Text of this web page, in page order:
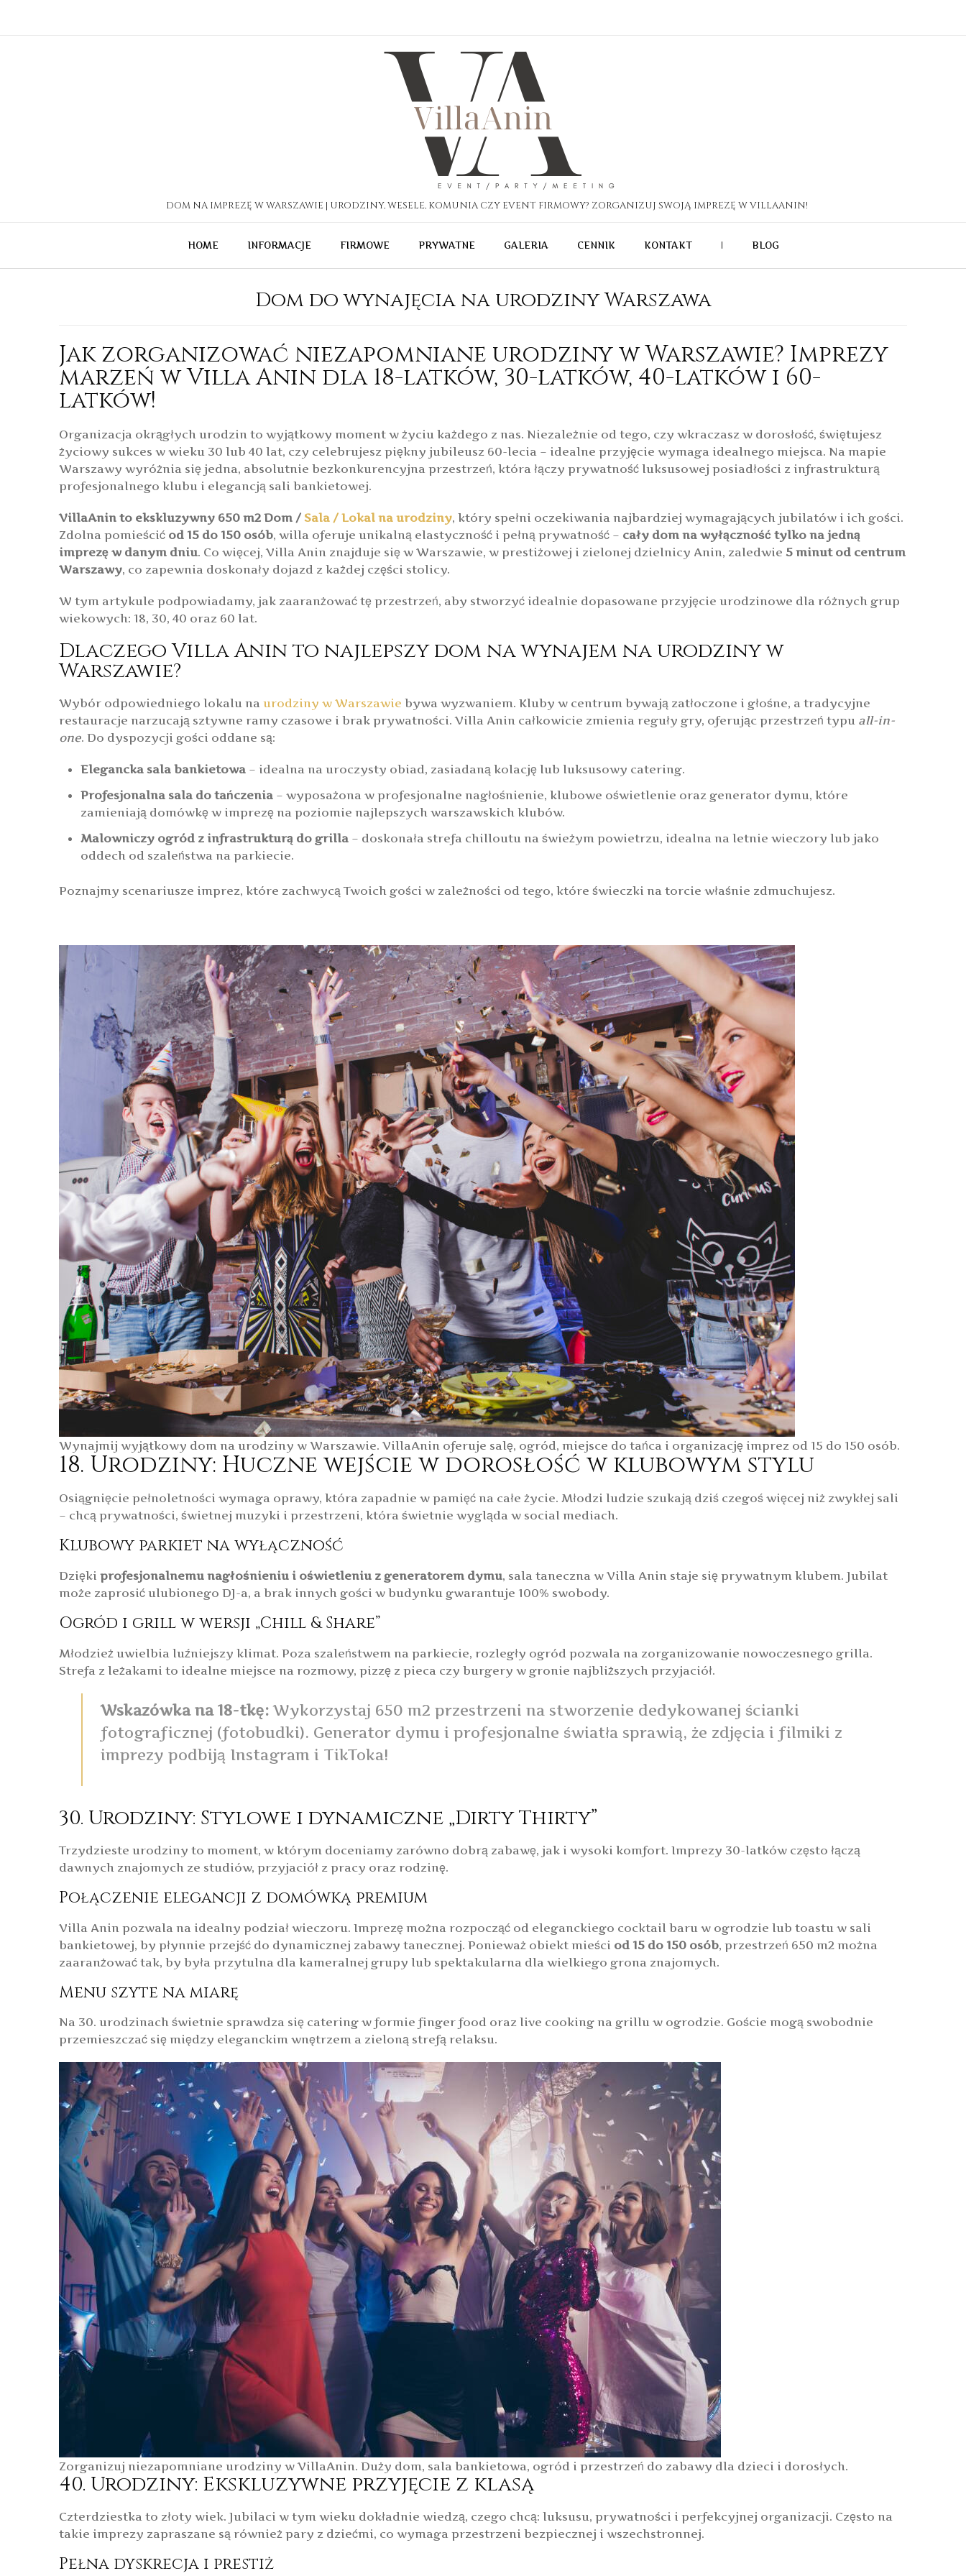
DOM NA IMPREZĘ W WARSZAWIE | URODZINY, WESELE, KOMUNIA CZY EVENT FIRMOWY? ZORGANIZUJ SWOJĄ IMPREZĘ W VILLAANIN!
HOME INFORMACJE FIRMOWE PRYWATNE GALERIA CENNIK KONTAKT | BLOG
Dom do wynajęcia na urodziny Warszawa
Jak zorganizować niezapomniane urodziny w Warszawie? Imprezy
marzeń w Villa Anin dla 18-latków, 30-latków, 40-latków i 60-
latków!
Organizacja okrągłych urodzin to wyjątkowy moment w życiu każdego z nas. Niezależnie od tego, czy wkraczasz w dorosłość, świętujesz
życiowy sukces w wieku 30 lub 40 lat, czy celebrujesz piękny jubileusz 60-lecia – idealne przyjęcie wymaga idealnego miejsca. Na mapie
Warszawy wyróżnia się jedna, absolutnie bezkonkurencyjna przestrzeń, która łączy prywatność luksusowej posiadłości z infrastrukturą
profesjonalnego klubu i elegancją sali bankietowej.
VillaAnin to ekskluzywny 650 m2 Dom / Sala / Lokal na urodziny, który spełni oczekiwania najbardziej wymagających jubilatów i ich gości.
Zdolna pomieścić od 15 do 150 osób, willa oferuje unikalną elastyczność i pełną prywatność – cały dom na wyłączność tylko na jedną
imprezę w danym dniu. Co więcej, Villa Anin znajduje się w Warszawie, w prestiżowej i zielonej dzielnicy Anin, zaledwie 5 minut od centrum
Warszawy, co zapewnia doskonały dojazd z każdej części stolicy.
W tym artykule podpowiadamy, jak zaaranżować tę przestrzeń, aby stworzyć idealnie dopasowane przyjęcie urodzinowe dla różnych grup
wiekowych: 18, 30, 40 oraz 60 lat.
Dlaczego Villa Anin to najlepszy dom na wynajem na urodziny w
Warszawie?
Wybór odpowiedniego lokalu na urodziny w Warszawie bywa wyzwaniem. Kluby w centrum bywają zatłoczone i głośne, a tradycyjne
restauracje narzucają sztywne ramy czasowe i brak prywatności. Villa Anin całkowicie zmienia reguły gry, oferując przestrzeń typu all-in-
one. Do dyspozycji gości oddane są:
Elegancka sala bankietowa – idealna na uroczysty obiad, zasiadaną kolację lub luksusowy catering.
Profesjonalna sala do tańczenia – wyposażona w profesjonalne nagłośnienie, klubowe oświetlenie oraz generator dymu, które
zamieniają domówkę w imprezę na poziomie najlepszych warszawskich klubów.
Malowniczy ogród z infrastrukturą do grilla – doskonała strefa chilloutu na świeżym powietrzu, idealna na letnie wieczory lub jako
oddech od szaleństwa na parkiecie.
Poznajmy scenariusze imprez, które zachwycą Twoich gości w zależności od tego, które świeczki na torcie właśnie zdmuchujesz.
Wynajmij wyjątkowy dom na urodziny w Warszawie. VillaAnin oferuje salę, ogród, miejsce do tańca i organizację imprez od 15 do 150 osób.
18. Urodziny: Huczne wejście w dorosłość w klubowym stylu
Osiągnięcie pełnoletności wymaga oprawy, która zapadnie w pamięć na całe życie. Młodzi ludzie szukają dziś czegoś więcej niż zwykłej sali
– chcą prywatności, świetnej muzyki i przestrzeni, która świetnie wygląda w social mediach.
Klubowy parkiet na wyłączność
Dzięki profesjonalnemu nagłośnieniu i oświetleniu z generatorem dymu, sala taneczna w Villa Anin staje się prywatnym klubem. Jubilat
może zaprosić ulubionego DJ-a, a brak innych gości w budynku gwarantuje 100% swobody.
Ogród i grill w wersji „Chill & Share”
Młodzież uwielbia luźniejszy klimat. Poza szaleństwem na parkiecie, rozległy ogród pozwala na zorganizowanie nowoczesnego grilla.
Strefa z leżakami to idealne miejsce na rozmowy, pizzę z pieca czy burgery w gronie najbliższych przyjaciół.
Wskazówka na 18-tkę: Wykorzystaj 650 m2 przestrzeni na stworzenie dedykowanej ścianki
fotograficznej (fotobudki). Generator dymu i profesjonalne światła sprawią, że zdjęcia i filmiki z
imprezy podbiją Instagram i TikToka!
30. Urodziny: Stylowe i dynamiczne „Dirty Thirty”
Trzydzieste urodziny to moment, w którym doceniamy zarówno dobrą zabawę, jak i wysoki komfort. Imprezy 30-latków często łączą
dawnych znajomych ze studiów, przyjaciół z pracy oraz rodzinę.
Połączenie elegancji z domówką premium
Villa Anin pozwala na idealny podział wieczoru. Imprezę można rozpocząć od eleganckiego cocktail baru w ogrodzie lub toastu w sali
bankietowej, by płynnie przejść do dynamicznej zabawy tanecznej. Ponieważ obiekt mieści od 15 do 150 osób, przestrzeń 650 m2 można
zaaranżować tak, by była przytulna dla kameralnej grupy lub spektakularna dla wielkiego grona znajomych.
Menu szyte na miarę
Na 30. urodzinach świetnie sprawdza się catering w formie finger food oraz live cooking na grillu w ogrodzie. Goście mogą swobodnie
przemieszczać się między eleganckim wnętrzem a zieloną strefą relaksu.
Zorganizuj niezapomniane urodziny w VillaAnin. Duży dom, sala bankietowa, ogród i przestrzeń do zabawy dla dzieci i dorosłych.
40. Urodziny: Ekskluzywne przyjęcie z klasą
Czterdziestka to złoty wiek. Jubilaci w tym wieku dokładnie wiedzą, czego chcą: luksusu, prywatności i perfekcyjnej organizacji. Często na
takie imprezy zapraszane są również pary z dziećmi, co wymaga przestrzeni bezpiecznej i wszechstronnej.
Pełna dyskrecja i prestiż